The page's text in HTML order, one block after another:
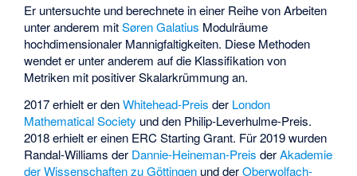
Er untersuchte und berechnete in einer Reihe von Arbeiten
unter anderem mitSøren Galatius Modulräume
hochdimensionaler Mannigfaltigkeiten. Diese Methoden
wendet er unter anderem auf die Klassifikation von
Metriken mit positiver Skalarkrümmung an.
2017 erhielt er denWhitehead-Preis der London
Mathematical Society und den Philip-Leverhulme-Preis.
2018 erhielt er einen ERC Starting Grant. Für 2019 wurden
Randal-Williams der Dannie-Heineman-Preis derAkademie
der Wissenschaften zu Göttingen und derOberwolfach-